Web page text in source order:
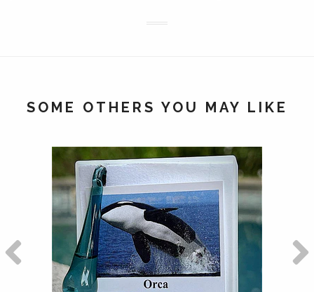
SOME OTHERS YOU MAY LIKE